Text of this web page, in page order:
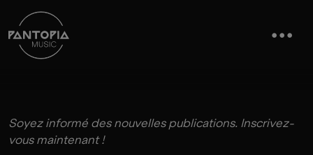
Soyez informé des nouvelles publications. Inscrivez-
vous maintenant !